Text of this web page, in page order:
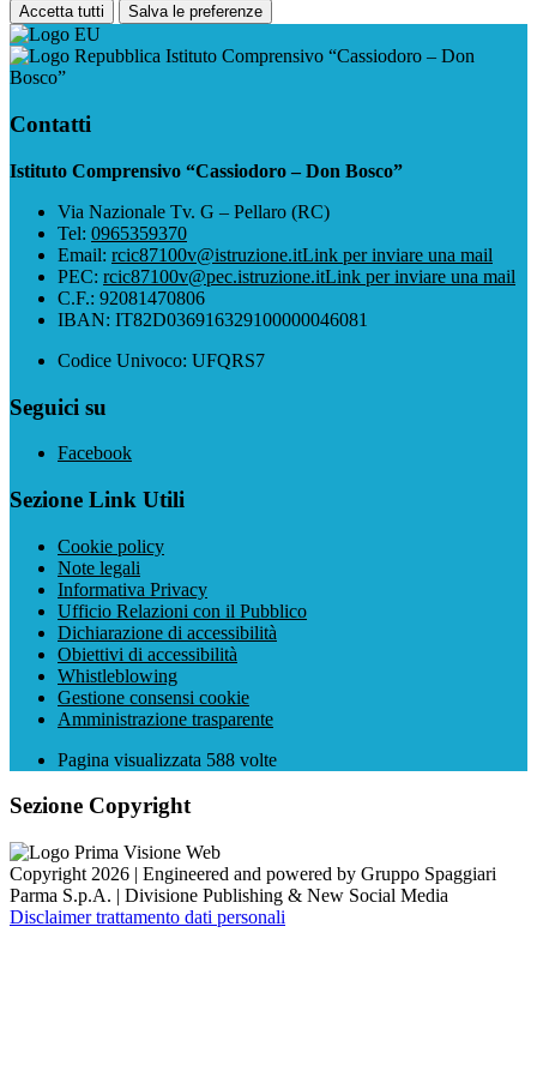
Accetta tutti Salva le preferenze
Istituto Comprensivo “Cassiodoro – Don
Bosco”
Contatti
Istituto Comprensivo “Cassiodoro – Don Bosco”
Via Nazionale Tv. G – Pellaro (RC)
Tel: 0965359370
Email: rcic87100v@istruzione.itLink per inviare una mail
PEC: rcic87100v@pec.istruzione.itLink per inviare una mail
C.F.: 92081470806
IBAN: IT82D036916329100000046081
Codice Univoco: UFQRS7
Seguici su
Facebook
Sezione Link Utili
Cookie policy
Note legali
Informativa Privacy
Ufficio Relazioni con il Pubblico
Dichiarazione di accessibilità
Obiettivi di accessibilità
Whistleblowing
Gestione consensi cookie
Amministrazione trasparente
Pagina visualizzata 588 volte
Sezione Copyright
Copyright 2026 | Engineered and powered by Gruppo Spaggiari
Parma S.p.A. | Divisione Publishing & New Social Media
Disclaimer trattamento dati personali